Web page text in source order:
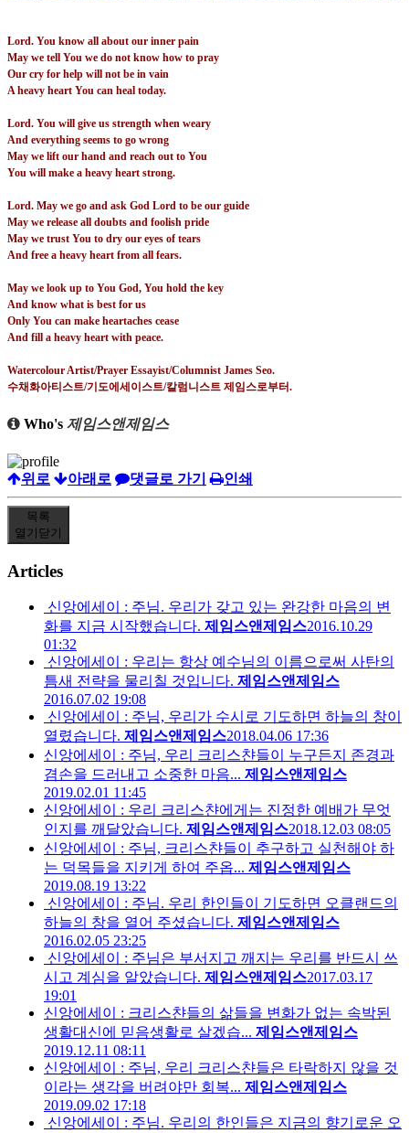
Lord. You know all about our inner pain
May we tell You we do not know how to pray
Our cry for help will not be in vain
A heavy heart You can heal today.
Lord. You will give us strength when weary
And everything seems to go wrong
May we lift our hand and reach out to You
You will make a heavy heart strong.
Lord. May we go and ask God Lord to be our guide
May we release all doubts and foolish pride
May we trust You to dry our eyes of tears
And free a heavy heart from all fears.
May we look up to You God, You hold the key
And know what is best for us
Only You can make heartaches cease
And fill a heavy heart with peace.
Watercolour Artist/Prayer Essayist/Columnist James Seo.
수채화아티스트/기도에세이스트/칼럼니스트 제임스로부터.
Who's 제임스앤제임스
위로 아래로 댓글로 가기 인쇄
목록
열기 닫기
Articles
신앙에세이 : 주님. 우리가 갖고 있는 완강한 마음의 변
화를 지금 시작했습니다. 제임스앤제임스2016.10.29
01:32
신앙에세이 : 우리는 항상 예수님의 이름으로써 사탄의
틈새 전략을 물리칠 것입니다. 제임스앤제임스
2016.07.02 19:08
신앙에세이 : 주님, 우리가 수시로 기도하면 하늘의 창이
열렸습니다. 제임스앤제임스2018.04.06 17:36
신앙에세이 : 주님, 우리 크리스챤들이 누구든지 존경과
겸손을 드러내고 소중한 마음... 제임스앤제임스
2019.02.01 11:45
신앙에세이 : 우리 크리스챤에게는 진정한 예배가 무엇
인지를 깨달았습니다. 제임스앤제임스2018.12.03 08:05
신앙에세이 : 주님, 크리스챤들이 추구하고 실천해야 하
는 덕목들을 지키게 하여 주옵... 제임스앤제임스
2019.08.19 13:22
신앙에세이 : 주님. 우리 한인들이 기도하면 오클랜드의
하늘의 창을 열어 주셨습니다. 제임스앤제임스
2016.02.05 23:25
신앙에세이 : 주님은 부서지고 깨지는 우리를 반드시 쓰
시고 계심을 알았습니다. 제임스앤제임스2017.03.17
19:01
신앙에세이 : 크리스챤들의 삶들을 변화가 없는 속박된
생활대신에 믿음생활로 살겠습... 제임스앤제임스
2019.12.11 08:11
신앙에세이 : 주님, 우리 크리스챤들은 타락하지 않을 것
이라는 생각을 버려야만 회복... 제임스앤제임스
2019.09.02 17:18
신앙에세이 : 주님. 우리의 한인들은 지금의 향기로운 오